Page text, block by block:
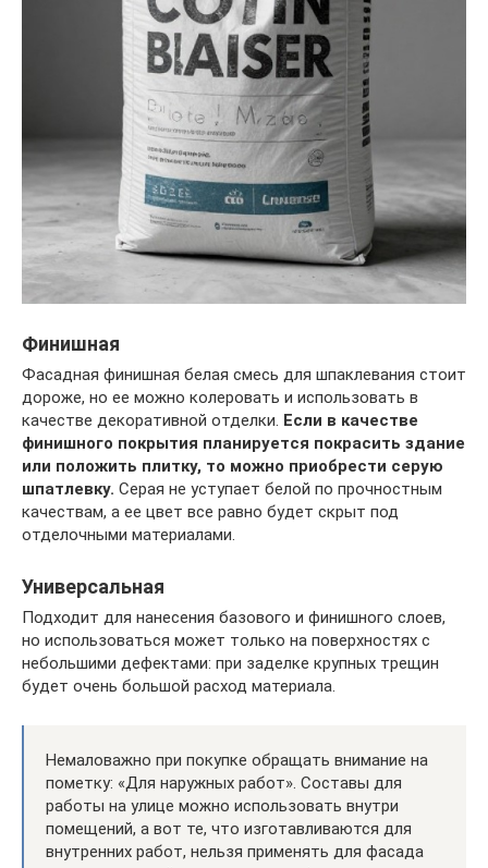
Финишная
Фасадная финишная белая смесь для шпаклевания стоит
дороже, но ее можно колеровать и использовать в
качестве декоративной отделки. Если в качестве
финишного покрытия планируется покрасить здание
или положить плитку, то можно приобрести серую
шпатлевку. Серая не уступает белой по прочностным
качествам, а ее цвет все равно будет скрыт под
отделочными материалами.
Универсальная
Подходит для нанесения базового и финишного слоев,
но использоваться может только на поверхностях с
небольшими дефектами: при заделке крупных трещин
будет очень большой расход материала.
Немаловажно при покупке обращать внимание на
пометку: «Для наружных работ». Составы для
работы на улице можно использовать внутри
помещений, а вот те, что изготавливаются для
внутренних работ, нельзя применять для фасада